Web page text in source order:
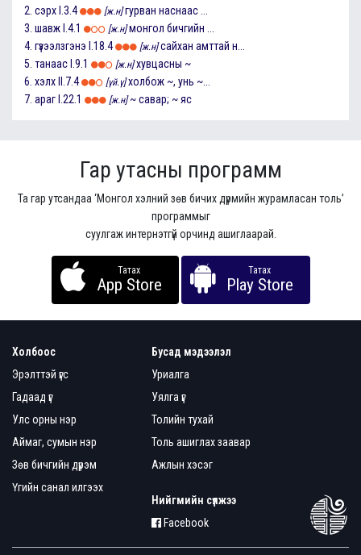
2. сэрх I.3.4 [ж.н] гурван наснаас ...
3. шавж I.4.1 [ж.н] монгол бичгийн ...
4. гүзээлзгэнэ I.18.4 [ж.н] сайхан амттай н...
5. танаас I.9.1 [ж.н] хувцасны ~
6. хэлх II.7.4 [үй.ү] холбож ~, унь ~...
7. араг I.22.1 [ж.н] ~ савар; ~ яс
Гар утасны программ
Та гар утсандаа ‘Монгол хэлний зөв бичих дүрмийн журамласан толь’
программыг
суулгаж интернэтгүй орчинд ашиглаарай.
Татах
App Store
Татах
Play Store
Холбоос
Эрэлттэй үгс
Гадаад үг
Улс орны нэр
Аймаг, сумын нэр
Зөв бичгийн дүрэм
Үгийн санал илгээх
Бусад мэдээлэл
Уриалга
Уялга үг
Толийн тухай
Толь ашиглах заавар
Ажлын хэсэг
Нийгмийн сүлжээ
Facebook